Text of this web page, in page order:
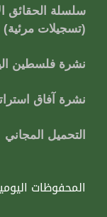
سلسلة الحقائق
(تسجيلات مرئية)
نشرة فلسطين
نشرة آفاق
التحميل المجاني
المحفوظات